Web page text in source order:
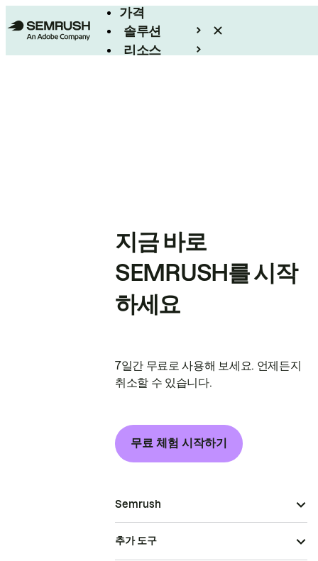
가격
솔루션
리소스
지금 바로
SEMRUSH를 시작
하세요
7일간 무료로 사용해 보세요. 언제든지
취소할 수 있습니다.
무료 체험 시작하기
Semrush
추가 도구